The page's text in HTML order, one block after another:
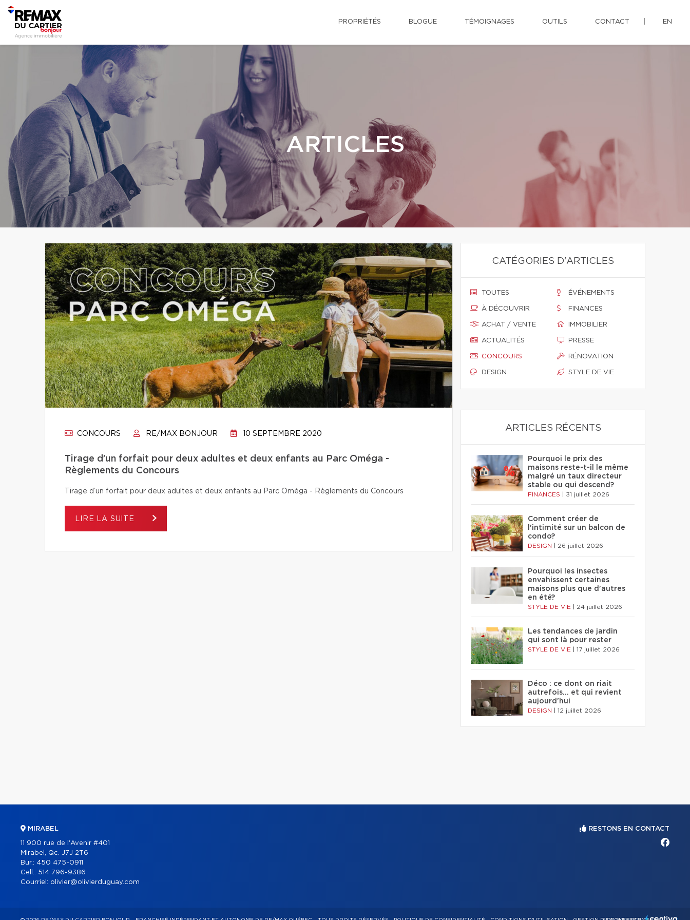
PROPRIÉTÉS BLOGUE TÉMOIGNAGES OUTILS CONTACT EN
ARTICLES
CONCOURS RE/MAX BONJOUR 10 SEPTEMBRE 2020
Tirage d’un forfait pour deux adultes et deux enfants au Parc Oméga -
Règlements du Concours
Tirage d’un forfait pour deux adultes et deux enfants au Parc Oméga - Règlements du Concours
LIRE LA SUITE
CATÉGORIES D'ARTICLES
TOUTES
À DÉCOUVRIR
ACHAT / VENTE
ACTUALITÉS
CONCOURS
DESIGN
ÉVÉNEMENTS
FINANCES
IMMOBILIER
PRESSE
RÉNOVATION
STYLE DE VIE
ARTICLES RÉCENTS
Pourquoi le prix des
maisons reste-t-il le même
malgré un taux directeur
stable ou qui descend?
FINANCES 31 juillet 2026
Comment créer de
l'intimité sur un balcon de
condo?
DESIGN 26 juillet 2026
Pourquoi les insectes
envahissent certaines
maisons plus que d'autres
en été?
STYLE DE VIE 24 juillet 2026
Les tendances de jardin
qui sont là pour rester
STYLE DE VIE 17 juillet 2026
Déco : ce dont on riait
autrefois... et qui revient
aujourd'hui
DESIGN 12 juillet 2026
MIRABEL
11 900 rue de l'Avenir #401
Mirabel, Qc. J7J 2T6
Bur.: 450 475-0911
Cell.: 514 796-9386
Courriel: olivier@olivierduguay.com
RESTONS EN CONTACT